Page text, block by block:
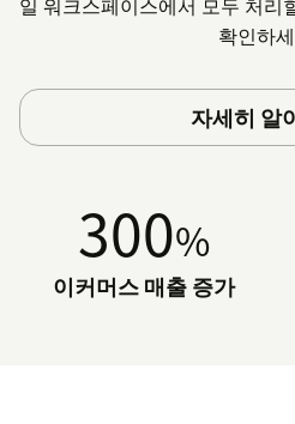
확인하
자세히 알
300%
이커머스 매출 증가